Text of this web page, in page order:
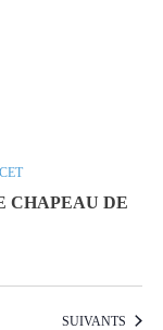
CHAPEAU DE
CET
ÉVÈNEMENTS
SUIVANTS